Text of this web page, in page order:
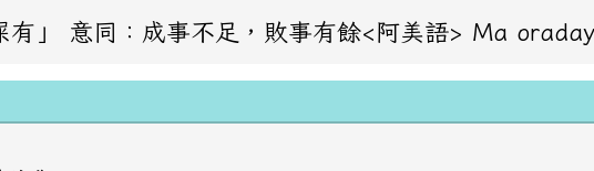
有」 意同：成事不足，敗事有餘<阿美語> Ma